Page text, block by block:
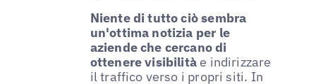
Niente di tutto ciò sembra
un'ottima notizia per le
aziende che cercano di
ottenere visibilità e indirizzare
il traffico verso i propri siti. In